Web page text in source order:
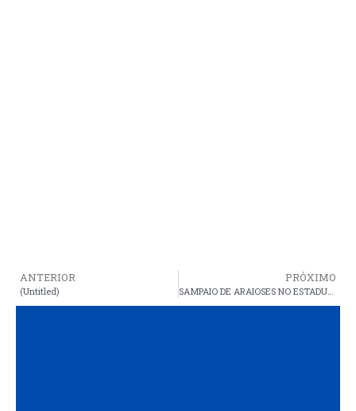
ANTERIOR
(Untitled)
PRÓXIMO
SAMPAIO DE ARAIOSES NO ESTADUAL PROFISSIONAL DE FUTSAL